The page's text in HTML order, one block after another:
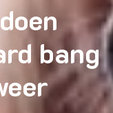
bang